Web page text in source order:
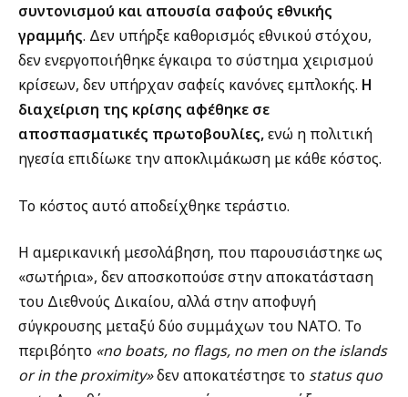
συντονισμού και απουσία σαφούς εθνικής
γραμμής. Δεν υπήρξε καθορισμός εθνικού στόχου,
δεν ενεργοποιήθηκε έγκαιρα το σύστημα χειρισμού
κρίσεων, δεν υπήρχαν σαφείς κανόνες εμπλοκής. Η
διαχείριση της κρίσης αφέθηκε σε
αποσπασματικές πρωτοβουλίες,ενώ η πολιτική
ηγεσία επιδίωκε την αποκλιμάκωση με κάθε κόστος.
Το κόστος αυτό αποδείχθηκε τεράστιο.
Η αμερικανική μεσολάβηση, που παρουσιάστηκε ως
«σωτήρια», δεν αποσκοπούσε στην αποκατάσταση
του Διεθνούς Δικαίου, αλλά στην αποφυγή
σύγκρουσης μεταξύ δύο συμμάχων του ΝΑΤΟ. Το
περιβόητο «no boats, no flags, no men on the islands
or in the proximity»δεν αποκατέστησε το status quo